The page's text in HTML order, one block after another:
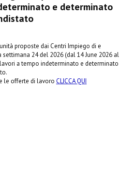
e determinato
proposte dai Centri Impiego di e
settimana 24 del 2026 (dal 14 June 2026 al
lavori a tempo indeterminato e determinato
le offerte di lavoro CLICCA QUI